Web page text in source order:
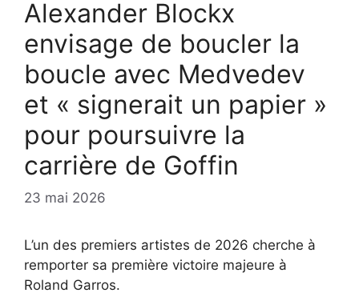
Alexander Blockx
envisage de boucler la
boucle avec Medvedev
et « signerait un papier »
pour poursuivre la
carrière de Goffin
23 mai 2026
L’un des premiers artistes de 2026 cherche à
remporter sa première victoire majeure à
Roland Garros.